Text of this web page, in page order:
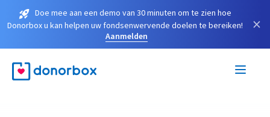
Doe mee aan een demo van 30 minuten om te zien hoe
Donorbox u kan helpen uw fondsenwervende doelen te bereiken!
Aanmelden
×